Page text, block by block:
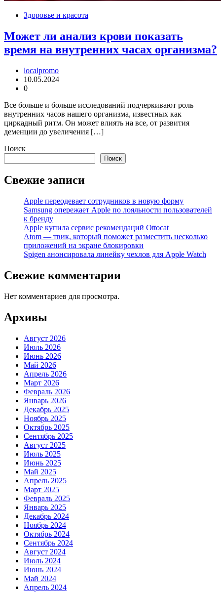
Здоровье и красота
Может ли анализ крови показать
время на внутренних часах организма?
localpromo
10.05.2024
0
Все больше и больше исследований подчеркивают роль
внутренних часов нашего организма, известных как
циркадный ритм. Он может влиять на все, от развития
деменции до увеличения […]
Поиск
Поиск
Свежие записи
Apple переодевает сотрудников в новую форму
Samsung опережает Apple по лояльности пользователей
к бренду
Apple купила сервис рекомендаций Ottocat
Atom — твик, который поможет разместить несколько
приложений на экране блокировки
Spigen анонсировала линейку чехлов для Apple Watch
Свежие комментарии
Нет комментариев для просмотра.
Архивы
Август 2026
Июль 2026
Июнь 2026
Май 2026
Апрель 2026
Март 2026
Февраль 2026
Январь 2026
Декабрь 2025
Ноябрь 2025
Октябрь 2025
Сентябрь 2025
Август 2025
Июль 2025
Июнь 2025
Май 2025
Апрель 2025
Март 2025
Февраль 2025
Январь 2025
Декабрь 2024
Ноябрь 2024
Октябрь 2024
Сентябрь 2024
Август 2024
Июль 2024
Июнь 2024
Май 2024
Апрель 2024